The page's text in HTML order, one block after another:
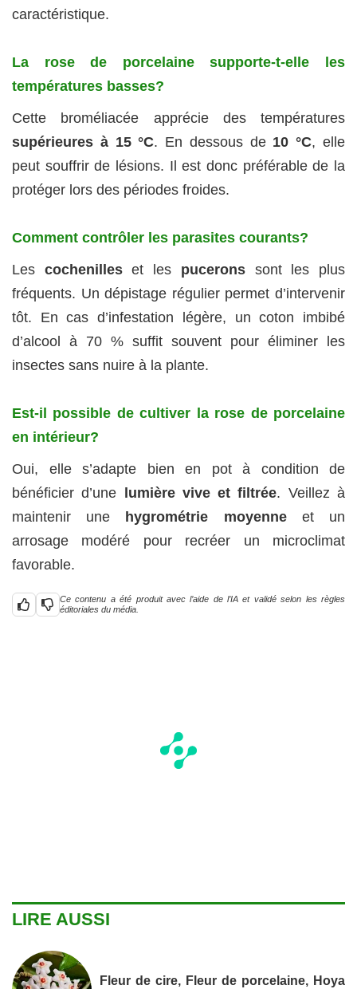
caractéristique.
La rose de porcelaine supporte-t-elle les
températures basses?
Cette broméliacée apprécie des températures
supérieures à 15 °C. En dessous de 10 °C, elle
peut souffrir de lésions. Il est donc préférable de la
protéger lors des périodes froides.
Comment contrôler les parasites courants?
Les cochenilleset les puceronssont les plus
fréquents. Un dépistage régulier permet d’intervenir
tôt. En cas d’infestation légère, un coton imbibé
d’alcool à 70 % suffit souvent pour éliminer les
insectes sans nuire à la plante.
Est-il possible de cultiver la rose de porcelaine
en intérieur?
Oui, elle s’adapte bien en pot à condition de
bénéficier d’une
lumière vive et filtrée. Veillez à
maintenir une
hygrométrie moyenneet un
arrosage modéré pour recréer un microclimat
favorable.
Ce contenu a été produit avec l’aide de l’IA et validé selon les règles
éditoriales du média.
LIRE AUSSI
Fleur de cire, Fleur de porcelaine, Hoya